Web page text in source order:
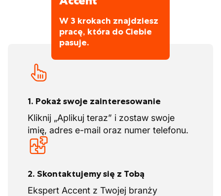
W 3 krokach znajdziesz
pracę, która do Ciebie
pasuje.
1. Pokaż swoje zainteresowanie
Kliknij „Aplikuj teraz” i zostaw swoje
imię, adres e-mail oraz numer telefonu.
2. Skontaktujemy się z Tobą
Ekspert Accent z Twojej branży